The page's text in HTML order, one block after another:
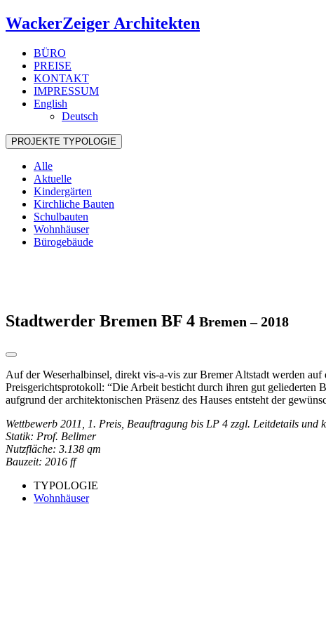
WackerZeiger Architekten
BÜRO
PREISE
KONTAKT
IMPRESSUM
English
Deutsch
PROJEKTE TYPOLOGIE
Alle
Aktuelle
Kindergärten
Kirchliche Bauten
Schulbauten
Wohnhäuser
Bürogebäude
Stadtwerder Bremen BF 4 Bremen – 2018
Auf der Weserhalbinsel, direkt vis-a-vis zur Bremer Altstadt werden auf
Preisgerichtsprotokoll: “Die Arbeit besticht durch ihren gut geliederten
aufgrund der architektonischen Präsenz des Hauses entsteht der
Wettbewerb 2011, 1. Preis, Beauftragung bis LP 4 zzgl. Leitdetails
Statik: Prof. Bellmer
Nutzfläche: 3.138 qm
Bauzeit: 2016 ff
TYPOLOGIE
Wohnhäuser